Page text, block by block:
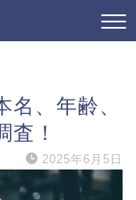
、年齢、
！
2025年6月5日